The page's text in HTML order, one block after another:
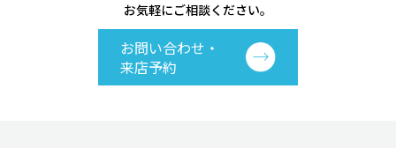
お気軽にご相談ください。
お問い合わせ・
来店予約